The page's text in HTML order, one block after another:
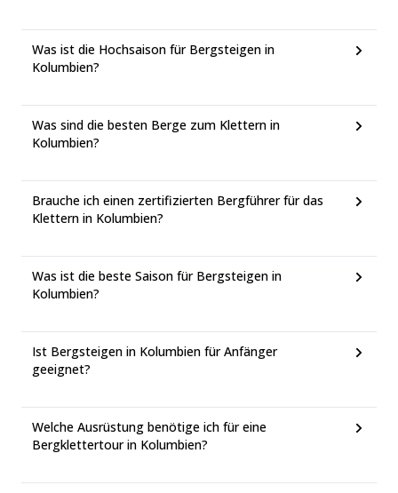
Was ist die Hochsaison für Bergsteigen in
Kolumbien?
Was sind die besten Berge zum Klettern in
Kolumbien?
Brauche ich einen zertifizierten Bergführer für das
Klettern in Kolumbien?
Was ist die beste Saison für Bergsteigen in
Kolumbien?
Ist Bergsteigen in Kolumbien für Anfänger
geeignet?
Welche Ausrüstung benötige ich für eine
Bergklettertour in Kolumbien?